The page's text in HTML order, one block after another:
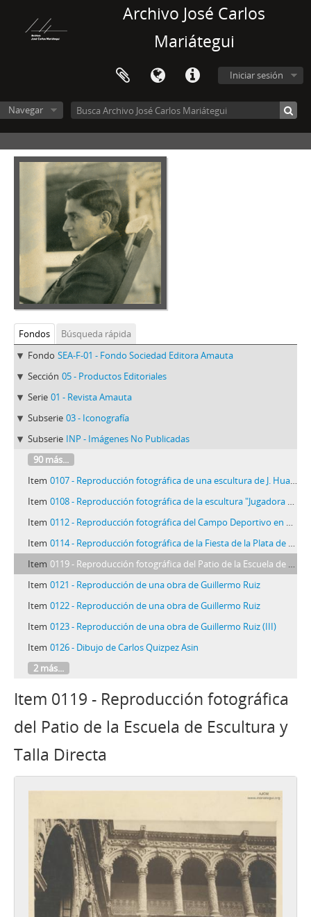
Archivo José Carlos
Mariátegui
Iniciar sesión
Navegar
Fondos
Búsqueda rápida
Fondo SEA-F-01 - Fondo Sociedad Editora Amauta
Sección 05 - Productos Editoriales
Serie 01 - Revista Amauta
Subserie 03 - Iconografía
Subserie INP - Imágenes No Publicadas
90 más...
Item 0107 - Reproducción fotográfica de una escultura de J. Huapaya F.
Item 0108 - Reproducción fotográfica de la escultura "Jugadora de Basket-Ball" de Carmen Saco
Item 0112 - Reproducción fotográfica del Campo Deportivo en Vitarte
Item 0114 - Reproducción fotográfica de la Fiesta de la Plata de Vitarte de 1928
Item 0119 - Reproducción fotográfica del Patio de la Escuela de Escultura y Talla Directa
Item 0121 - Reproducción de una obra de Guillermo Ruiz
Item 0122 - Reproducción de una obra de Guillermo Ruiz
Item 0123 - Reproducción de una obra de Guillermo Ruiz (III)
Item 0126 - Dibujo de Carlos Quizpez Asin
2 más...
Item 0119 - Reproducción fotográfica
del Patio de la Escuela de Escultura y
Talla Directa